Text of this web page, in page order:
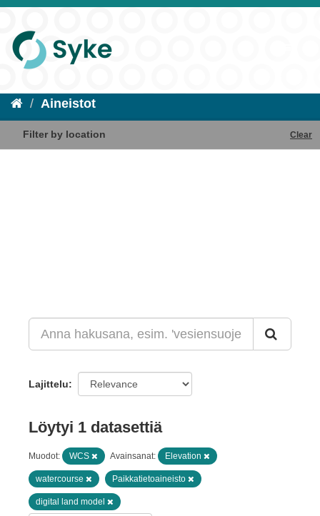
Aineistot
Filter by location Clear
Lajittelu
Löytyi 1 datasettiä
Muodot: WCS Avainsanat: Elevation
watercourse Paikkatietoaineisto
digital land model